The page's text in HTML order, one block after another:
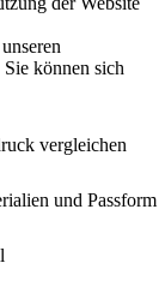
können sich
vergleichen
und Passform